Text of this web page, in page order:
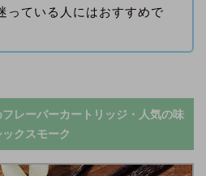
っている人にはおすすめで
レーバーカートリッジ・人気の味
クスモーク